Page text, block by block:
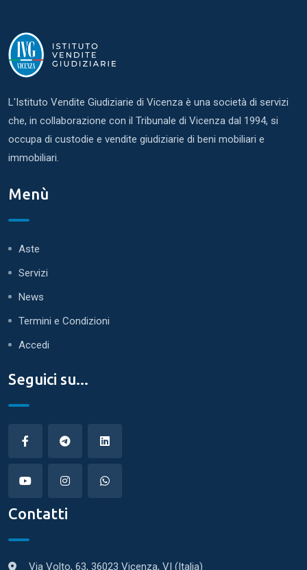
L'Istituto Vendite Giudiziarie di Vicenza è una società di servizi
che, in collaborazione con il Tribunale di Vicenza dal 1994, si
occupa di custodie e vendite giudiziarie di beni mobiliari e
immobiliari.
Menù
Aste
Servizi
News
Termini e Condizioni
Accedi
Seguici su...
Contatti
Via Volto, 63, 36023 Vicenza, VI (Italia)